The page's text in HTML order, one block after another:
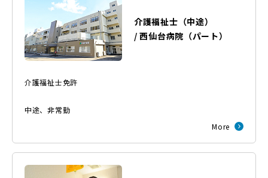
介護福祉士（中途）
/西仙台病院 （パート）
介護福祉士免許
中途、非常勤
More